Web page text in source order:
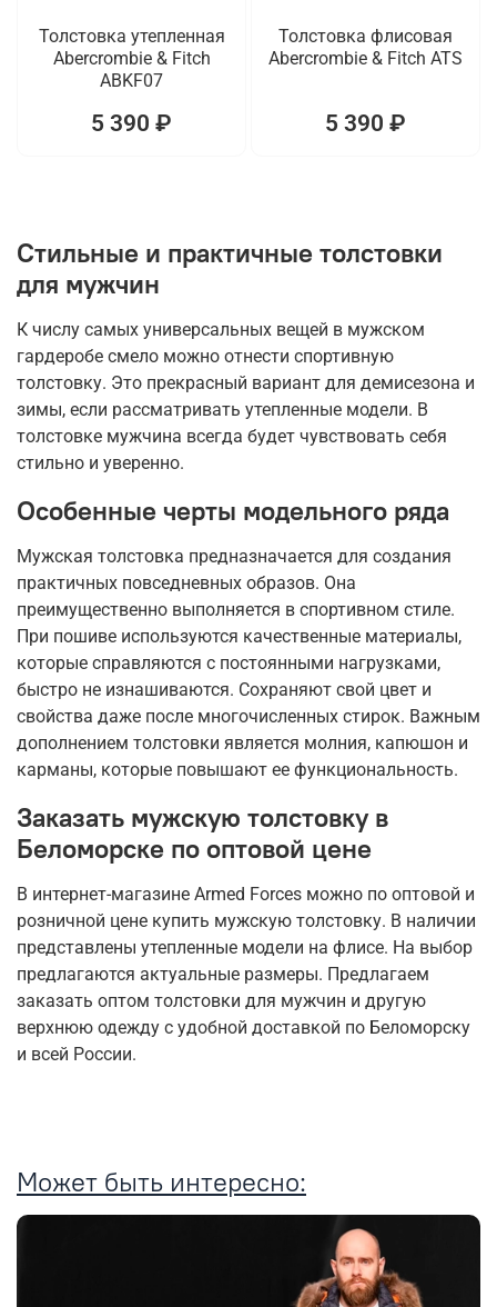
Толстовка утепленная
Abercrombie & Fitch
ABKF07
5 390 ₽
Толстовка флисовая
Abercrombie & Fitch ATS
5 390 ₽
Стильные и практичные толстовки
для мужчин
К числу самых универсальных вещей в мужском
гардеробе смело можно отнести спортивную
толстовку. Это прекрасный вариант для демисезона и
зимы, если рассматривать утепленные модели. В
толстовке мужчина всегда будет чувствовать себя
стильно и уверенно.
Особенные черты модельного ряда
Мужская толстовка предназначается для создания
практичных повседневных образов. Она
преимущественно выполняется в спортивном стиле.
При пошиве используются качественные материалы,
которые справляются с постоянными нагрузками,
быстро не изнашиваются. Сохраняют свой цвет и
свойства даже после многочисленных стирок. Важным
дополнением толстовки является молния, капюшон и
карманы, которые повышают ее функциональность.
Заказать мужскую толстовку в
Беломорске по оптовой цене
В интернет-магазине Armed Forces можно по оптовой и
розничной цене купить мужскую толстовку. В наличии
представлены утепленные модели на флисе. На выбор
предлагаются актуальные размеры. Предлагаем
заказать оптом толстовки для мужчин и другую
верхнюю одежду с удобной доставкой по Беломорску
и всей России.
Может быть интересно: